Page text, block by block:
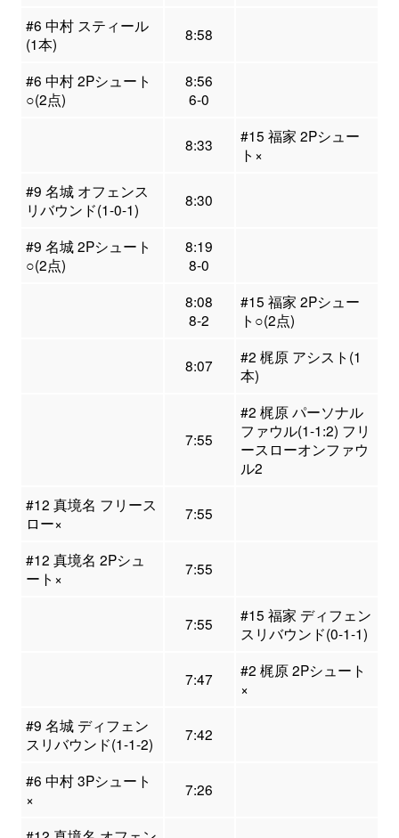
#6 中村 スティール
(1本)
8:58
#6 中村 2Pシュート
○(2点)
8:56
6-0
8:33
#15 福家 2Pシュー
ト×
#9 名城 オフェンス
リバウンド(1-0-1)
8:30
#9 名城 2Pシュート
○(2点)
8:19
8-0
8:08
8-2
#15 福家 2Pシュー
ト○(2点)
8:07
#2 梶原 アシスト(1
本)
7:55
#2 梶原 パーソナル
ファウル(1-1:2) フリ
ースローオンファウ
ル2
#12 真境名 フリース
ロー×
7:55
#12 真境名 2Pシュ
ート×
7:55
7:55
#15 福家 ディフェン
スリバウンド(0-1-1)
7:47
#2 梶原 2Pシュート
×
#9 名城 ディフェン
スリバウンド(1-1-2)
7:42
#6 中村 3Pシュート
×
7:26